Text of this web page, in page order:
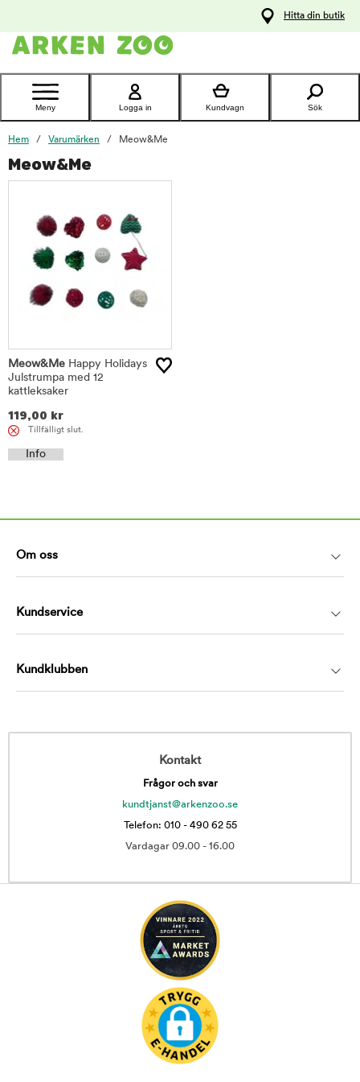
Kontakta
Hitta din butik
Meny Logga in Kundvagn Sök
Hem Varumärken Meow&Me
Meow&Me
Meow&Me Happy Holidays
Julstrumpa med 12
kattleksaker
119,00 kr
Tillfälligt slut.
Info
Om oss
Kundservice
Kundklubben
Kontakt
Frågor och svar
kundtjanst@arkenzoo.se
Telefon: 010 - 490 62 55
Vardagar 09.00 - 16.00